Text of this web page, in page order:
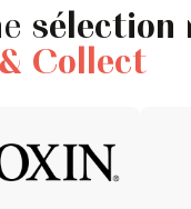
sélection
Collect